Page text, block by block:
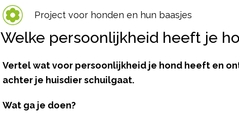
Project voor honden en hun baasjes
Welke persoonlijkheid heeft je
Vertel wat voor persoonlijkheid je hond heeft en
achter je huisdier schuilgaat.
Wat ga je doen?